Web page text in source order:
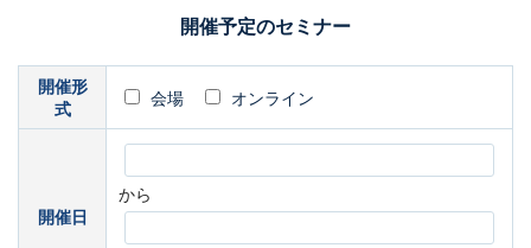
開催予定のセミナー
開催形
式
会場 オンライン
開催日
から